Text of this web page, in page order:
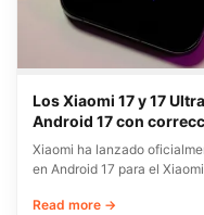
Los Xiaomi 17 y 17
Android 17 con
Xiaomi ha lanzado
en Android 17 para el
Read more →